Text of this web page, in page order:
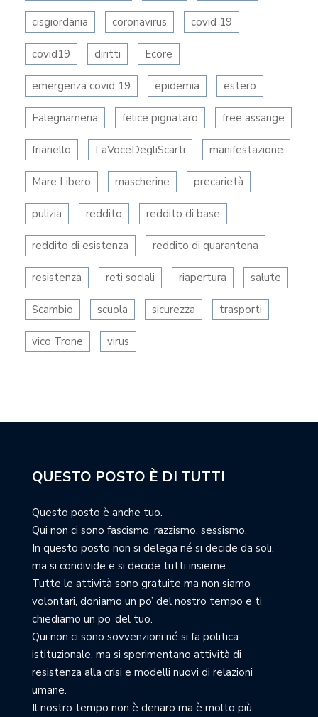
cisgiordania coronavirus covid 19
covid19 diritti Ecore
emergenza covid 19 epidemia estero
Falegnameria felice pignataro free assange
friariello LaVoceDegliScarti manifestazione
Mare Libero mascherine precarietà
pulizia reddito reddito di base
reddito di esistenza reddito di quarantena
resistenza reti sociali riapertura salute
Scambio scuola sicurezza trasporti
vico Trone virus
QUESTO POSTO È DI TUTTI
Questo posto è anche tuo.
Qui non ci sono fascismo, razzismo, sessismo.
In questo posto non si delega né si decide da soli,
ma si condivide e si decide tutti insieme.
Tutte le attività sono gratuite ma non siamo
volontari, doniamo un po’ del nostro tempo e ti
chiediamo un po’ del tuo.
Qui non ci sono sovvenzioni né si fa politica
istituzionale, ma si sperimentano attività di
resistenza alla crisi e modelli nuovi di relazioni
umane.
Il nostro tempo non è denaro ma è molto più